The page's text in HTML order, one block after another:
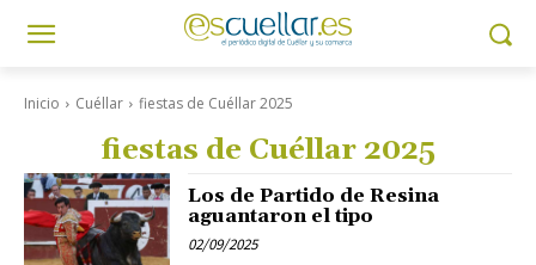
Inicio Cuéllar fiestas de Cuéllar 2025
fiestas de Cuéllar 2025
Los de Partido de Resina
aguantaron el tipo
02/09/2025